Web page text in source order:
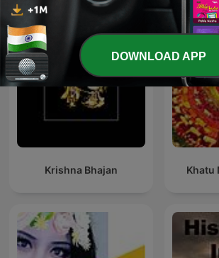
Krishna Bhajan Khatu
DOWNLOAD APP